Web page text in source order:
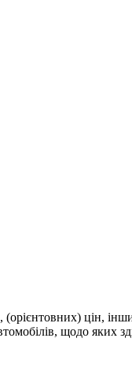
(орієнтовних) цін,
щодо